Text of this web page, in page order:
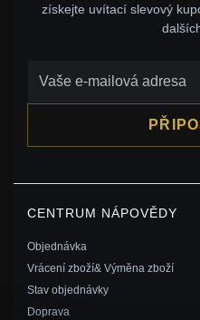
získejte uvítací slevový
CENTRUM NÁPOVĚDY
Objednávka
Vrácení zboží& Výměna zboží
Stav objednávky
Doprava